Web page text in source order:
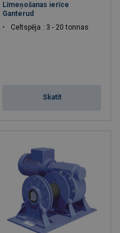
Līmeņošanas ierīce
Ganterud
Celtspēja : 3 - 20 tonnas
Skatīt